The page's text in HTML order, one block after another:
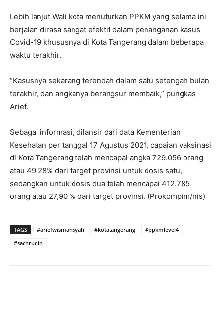
Lebih lanjut Wali kota menuturkan PPKM yang selama ini
berjalan dirasa sangat efektif dalam penanganan kasus
Covid-19 khususnya di Kota Tangerang dalam beberapa
waktu terakhir.
“Kasusnya sekarang terendah dalam satu setengah bulan
terakhir, dan angkanya berangsur membaik,” pungkas
Arief.
Sebagai informasi, dilansir dari data Kementerian
Kesehatan per tanggal 17 Agustus 2021, capaian vaksinasi
di Kota Tangerang telah mencapai angka 729.056 orang
atau 49,28% dari target provinsi untuk dosis satu,
sedangkan untuk dosis dua telah mencapai 412.785
orang atau 27,90 % dari target provinsi. (Prokompim/nis)
TAGS #ariefwismansyah #kotatangerang
#ppkmlevel4
#sachrudin